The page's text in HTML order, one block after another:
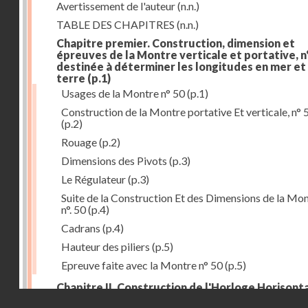
Avertissement de l'auteur(n.n.)
TABLE DES CHAPITRES (n.n.)
Chapitre premier. Construction, dimension et
épreuves de la Montre verticale et portative,
destinée à déterminer les longitudes en mer et
terre (p.1)
Usages de la Montre n° 50(p.1)
Construction de la Montre portative Et verticale, n°
(p.2)
Rouage(p.2)
Dimensions des Pivots (p.3)
Le Régulateur(p.3)
Suite de la Construction Et des Dimensions de la
n°. 50(p.4)
Cadrans (p.4)
Hauteur des piliers (p.5)
Epreuve faite avec la Montre n° 50(p.5)
Chapitre II. Construction de l'Horloge